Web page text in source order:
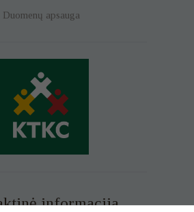
Duomenų apsauga
informacija